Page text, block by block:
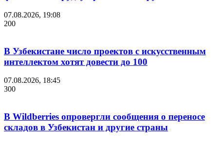
07.08.2026, 19:08
200
В Узбекистане число проектов с искусственным
интеллектом хотят довести до 100
07.08.2026, 18:45
300
В Wildberries опровергли сообщения о переносе
складов в Узбекистан и другие страны